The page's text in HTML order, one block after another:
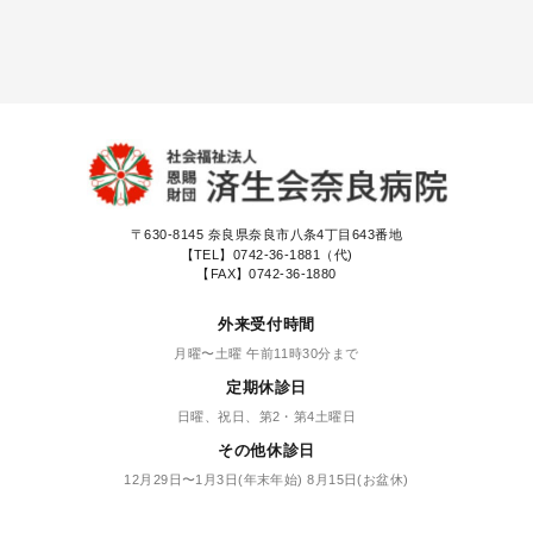
〒630-8145 奈良県奈良市八条4丁目643番地
【TEL】 0742-36-1881（代)
【FAX】0742-36-1880
外来受付時間
月曜〜土曜 午前11時30分まで
定期休診日
日曜、祝日、第2・第4土曜日
その他休診日
12月29日〜1月3日(年末年始) 8月15日(お盆休)